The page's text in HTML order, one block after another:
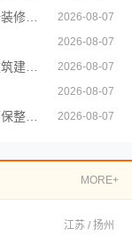
2026-08-07
2026-08-07
2026-08-07
2026-08-07
2026-08-07
MORE+
江苏 / 扬州